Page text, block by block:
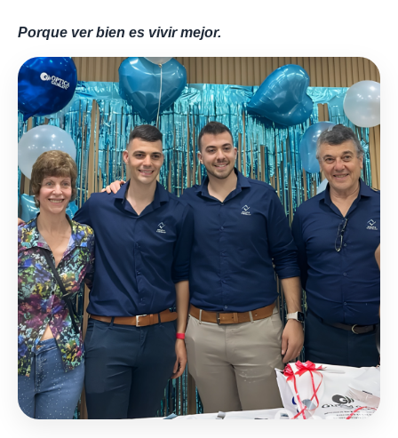
Porque ver bien es vivir mejor.